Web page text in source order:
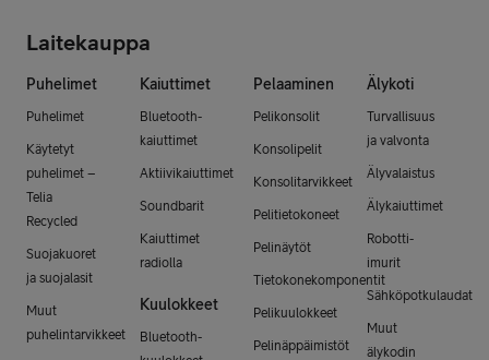
Laitekauppa
Puhelimet
Puhelimet
Käytetyt
puhelimet –
Telia
Recycled
Suojakuoret
ja suojalasit
Muut
puhelintarvikkeet
Kaiuttimet
Bluetooth-
kaiuttimet
Aktiivikaiuttimet
Soundbarit
Kaiuttimet
radiolla
Kuulokkeet
Bluetooth-
Pelaaminen
Pelikonsolit
Konsolipelit
Konsolitarvikkeet
Pelitietokoneet
Pelinäytöt
Tietokonekomponentit
Pelikuulokkeet
Pelinäppäimistöt
Älykoti
Turvallisuus
ja valvonta
Älyvalaistus
Älykaiuttimet
Robotti-
imurit
Sähköpotkulaudat
Muut
älykodin